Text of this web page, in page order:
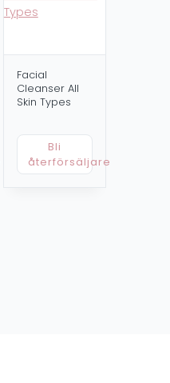
Facial
Cleanser All
Skin Types
Bli
återförsäljare